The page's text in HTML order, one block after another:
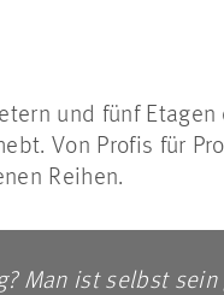
und fünf
Von Profis für
Reihen.
Man ist selbst